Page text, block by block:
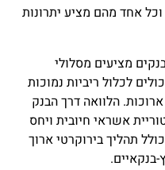
וכל אחד מהם מציע יתרונות
מציעים מסלולי
לכלול ריביות נמוכות
הלוואה דרך הבנק
אשראי חיובית ויחס
תהליך בירוקרטי ארוך
בנקאיים.